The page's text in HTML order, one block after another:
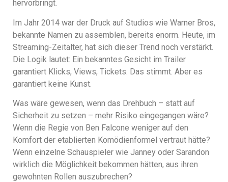
hervorbringt.
Im Jahr 2014 war der Druck auf Studios wie Warner Bros,
bekannte Namen zu assemblen, bereits enorm. Heute, im
Streaming-Zeitalter, hat sich dieser Trend noch verstärkt.
Die Logik lautet: Ein bekanntes Gesicht im Trailer
garantiert Klicks, Views, Tickets. Das stimmt. Aber es
garantiert keine Kunst.
Was wäre gewesen, wenn das Drehbuch – statt auf
Sicherheit zu setzen – mehr Risiko eingegangen wäre?
Wenn die Regie von Ben Falcone weniger auf den
Komfort der etablierten Komödienformel vertraut hätte?
Wenn einzelne Schauspieler wie Janney oder Sarandon
wirklich die Möglichkeit bekommen hätten, aus ihren
gewohnten Rollen auszubrechen?